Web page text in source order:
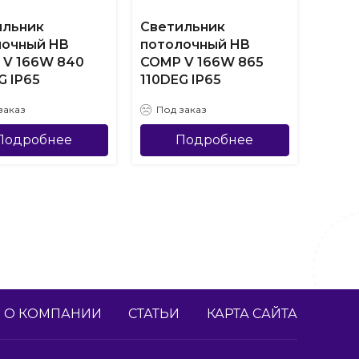
HB
V 166W 840
IP65
Светильник
потолочный HB
COMP V 166W 865
110DEG IP65
Под заказ
Подробнее
О КОМПАНИИ СТАТЬИ КАРТА САЙТА